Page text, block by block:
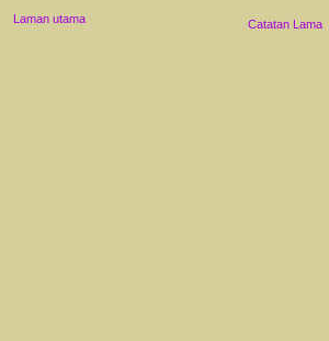
Catatan Lama
Laman utama